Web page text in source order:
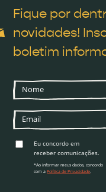
Fique por
novidades!
boletim
Eu concordo em
receber comunicações.
*Ao informar meus dados, concordo
com aPolítica de Privacidade